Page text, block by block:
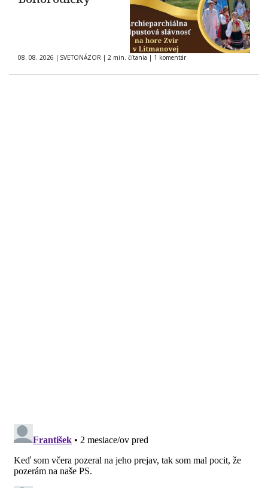
08. 08. 2026 | SVETONÁZOR | 2 min. čítania | 1 komentár